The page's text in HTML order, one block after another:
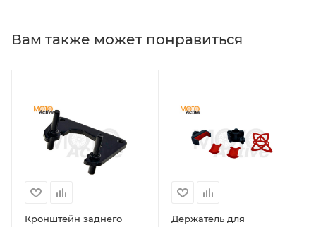
Вам также может понравиться
Кронштейн заднего
Держатель для